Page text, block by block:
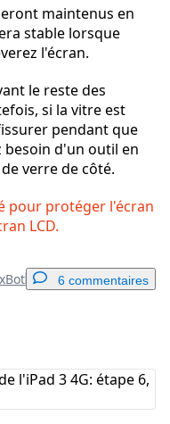
maintenus en
stable lorsque
l'écran.
le reste des
si la vitre est
pendant que
besoin d'un outil en
verre de côté.
pour protéger l'écran
LCD.
6 commentaires